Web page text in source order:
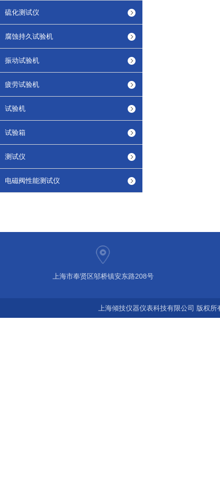
硫化测试仪
腐蚀持久试验机
振动试验机
疲劳试验机
试验机
试验箱
测试仪
电磁阀性能测试仪
上海市奉贤区邬桥镇安东路208号
上海倾技仪器仪表科技有限公司 版权